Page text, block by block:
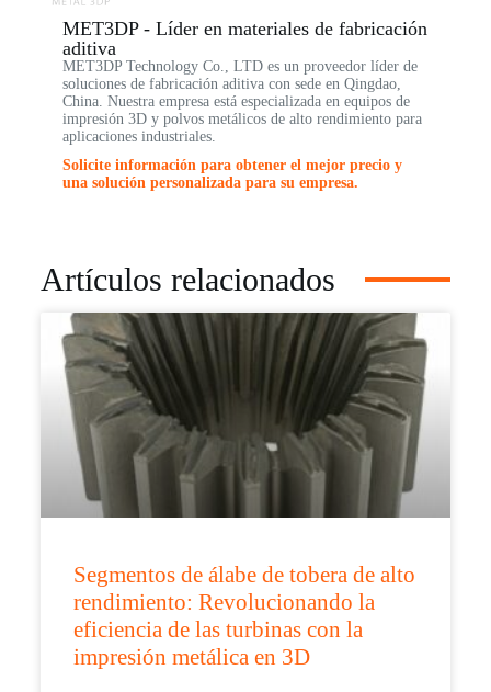
MET3DP - Líder en materiales de fabricación
aditiva
MET3DP Technology Co., LTD es un proveedor líder de
soluciones de fabricación aditiva con sede en Qingdao,
China. Nuestra empresa está especializada en equipos de
impresión 3D y polvos metálicos de alto rendimiento para
aplicaciones industriales.
Solicite información para obtener el mejor precio y
una solución personalizada para su empresa.
Artículos relacionados
Segmentos de álabe de tobera de alto
rendimiento: Revolucionando la
eficiencia de las turbinas con la
impresión metálica en 3D